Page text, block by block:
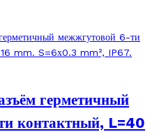
герметичный
контактный, L=40